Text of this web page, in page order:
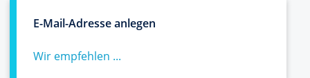
E-Mail-Adresse anlegen
Wir empfehlen ...